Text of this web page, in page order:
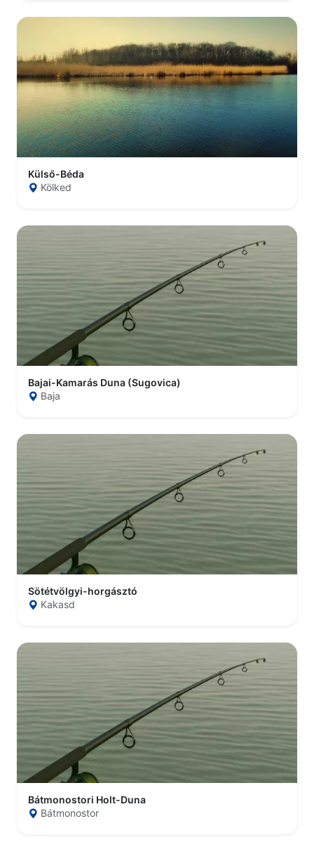
Külső-Béda
Kölked
Bajai-Kamarás Duna (Sugovica)
Baja
Sötétvölgyi-horgásztó
Kakasd
Bátmonostori Holt-Duna
Bátmonostor